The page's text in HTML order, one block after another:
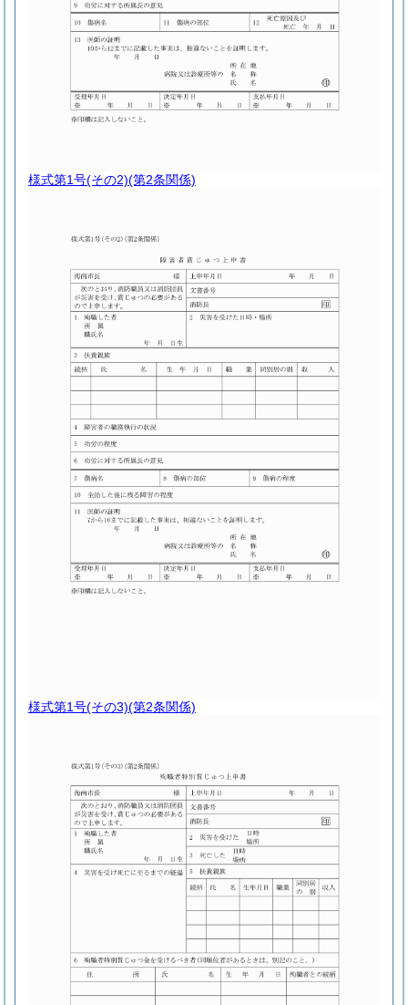
様式第1号(その2)(第2条関係)
様式第1号(その3)(第2条関係)